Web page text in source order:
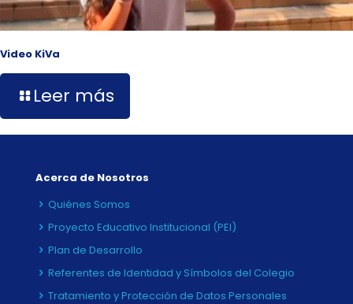
Video KiVa
Leer más
Acerca de Nosotros
Quiénes Somos
Proyecto Educativo Institucional (PEI)
Plan de Desarrollo
Referentes de Identidad y Símbolos del Colegio
Tratamiento y Protección de Datos Personales